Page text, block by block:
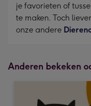
je favorieten of
te maken. Toch
onze andere
Anderen bekeken